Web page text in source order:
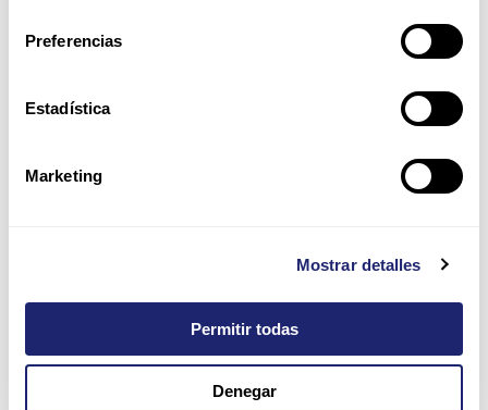
Preferencias
Estadística
Marketing
Mostrar detalles
Permitir todas
Denegar
Guarda mi nombre, correo electrónico y web en este
navegador para la próxima vez que comente.